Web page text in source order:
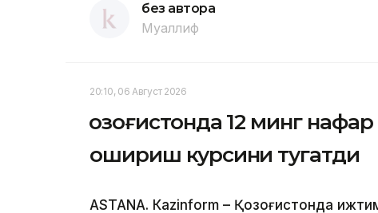
без автора
Муаллиф
20:10, 06 Август 2026
Қозоғистонда 12 минг
ошириш курсини тугатди
ASTANА. Кazinform – Қозоғистонда